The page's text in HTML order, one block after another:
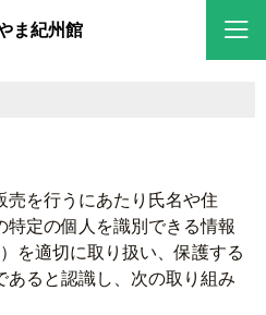
ま紀州館
売を行うにあたり氏名や住
特定の個人を識別できる情報
を適切に取り扱い、保護する
あると認識し、次の取り組み